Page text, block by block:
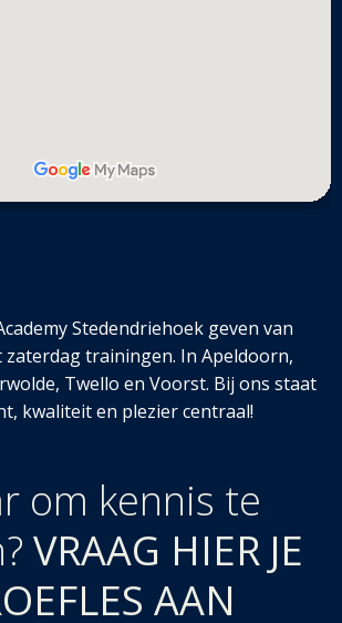
Stedendriehoek geven van
zaterdag trainingen. In Apeldoorn,
Twello en Voorst. Bij ons staat
kwaliteit en plezier centraal!
om kennis te
VRAAG HIER JE
AAN